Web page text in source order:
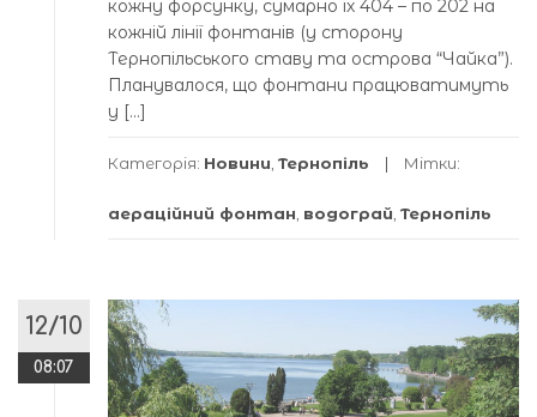
кожну форсунку, сумарно їх 404 – по 202 на
кожній лінії фонтанів (у сторону
Тернопільського ставу та острова “Чайка”).
Планувалося, що фонтани працюватимуть
у […]
Категорія: Новини Тернопіль Мітки:
аераційний фонтан водограй Тернопіль
12/10
08:07